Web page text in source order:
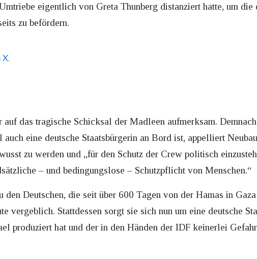
eigentlich von Greta Thunberg distanziert hatte, um die
zu befördern.
X
das tragische Schicksal der Madleen aufmerksam.
eine deutsche Staatsbürgerin an Bord ist, appelliert
zu werden und „für den Schutz der Crew politisch
– und bedingungslose – Schutzpflicht von Menschen.“
Deutschen, die seit über 600 Tagen von der Hamas in
vergeblich. Stattdessen sorgt sie sich nun um eine deutsche
produziert hat und der in den Händen der IDF keinerlei